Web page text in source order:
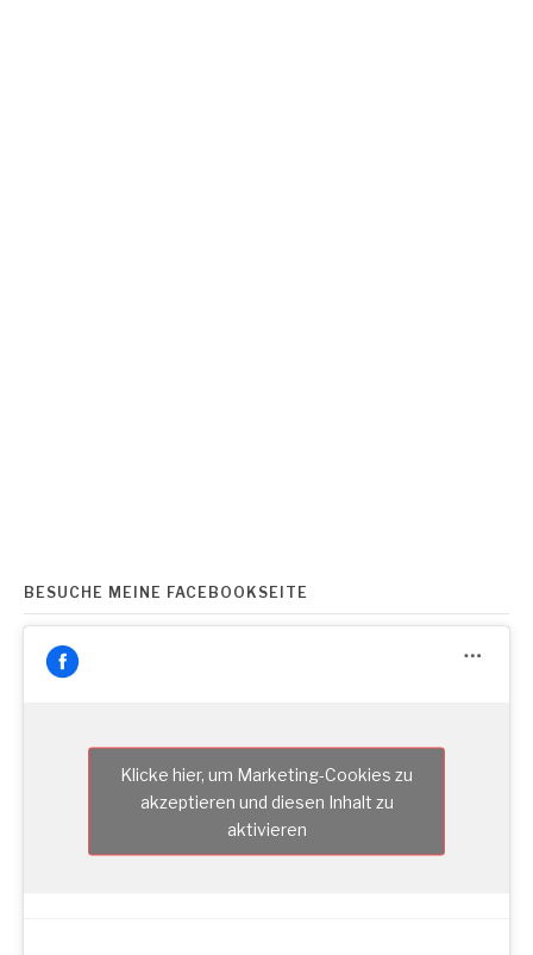
BESUCHE MEINE FACEBOOKSEITE
Klicke hier, um Marketing-Cookies zu
akzeptieren und diesen Inhalt zu
aktivieren